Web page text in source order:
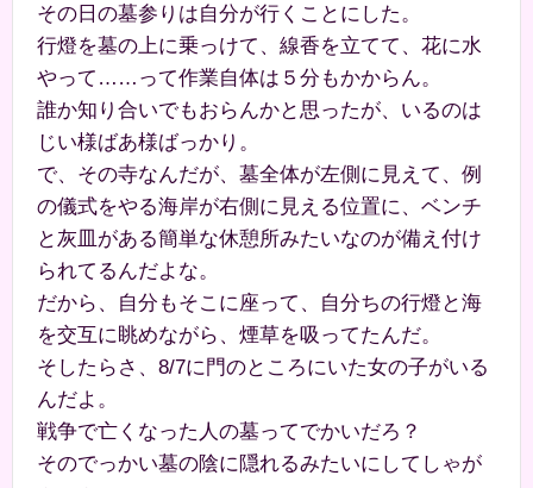
その日の墓参りは自分が行くことにした。
行燈を墓の上に乗っけて、線香を立てて、花に水
やって……って作業自体は５分もかからん。
誰か知り合いでもおらんかと思ったが、いるのは
じい様ばあ様ばっかり。
で、その寺なんだが、墓全体が左側に見えて、例
の儀式をやる海岸が右側に見える位置に、ベンチ
と灰皿がある簡単な休憩所みたいなのが備え付け
られてるんだよな。
だから、自分もそこに座って、自分ちの行燈と海
を交互に眺めながら、煙草を吸ってたんだ。
そしたらさ、8/7に門のところにいた女の子がいる
んだよ。
戦争で亡くなった人の墓ってでかいだろ？
そのでっかい墓の陰に隠れるみたいにしてしゃが